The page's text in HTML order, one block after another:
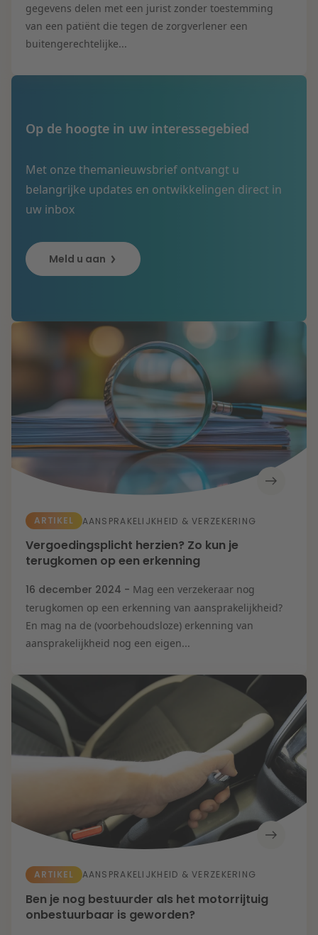
gegevens delen met een jurist zonder toestemming
van een patiënt die tegen de zorgverlener een
buitengerechtelijke...
Op de hoogte in uw interessegebied
Met onze themanieuwsbrief ontvangt u
belangrijke updates en ontwikkelingen direct in
uw inbox
Meld u aan
ARTIKEL AANSPRAKELIJKHEID & VERZEKERING
Vergoedingsplicht herzien? Zo kun je
terugkomen op een erkenning
16 december 2024 - Mag een verzekeraar nog
terugkomen op een erkenning van aansprakelijkheid?
En mag na de (voorbehoudsloze) erkenning van
aansprakelijkheid nog een eigen...
ARTIKEL AANSPRAKELIJKHEID & VERZEKERING
Ben je nog bestuurder als het motorrijtuig
onbestuurbaar is geworden?